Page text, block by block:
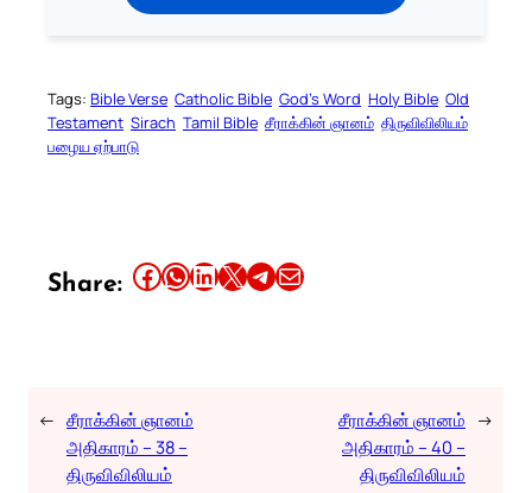
Tags: Bible Verse Catholic Bible God’s Word Holy Bible Old
Testament Sirach Tamil Bible சீராக்கின் ஞானம் திருவிவிலியம்
பழைய ஏற்பாடு
Share: Share this article on Facebook Share this article on WhatsApp Share this article on LinkedIn Share this article on X Share this article on TelegramEmail this Article
← சீராக்கின் ஞானம்
அதிகாரம் – 38 –
திருவிவிலியம்
சீராக்கின் ஞானம்
அதிகாரம் – 40 –
திருவிவிலியம்
→